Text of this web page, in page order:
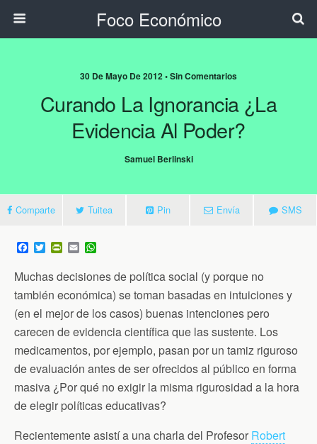
Foco Económico
30 De Mayo De 2012 • Sin Comentarios
Curando La Ignorancia ¿La
Evidencia Al Poder?
Samuel Berlinski
Comparte Tuitea Pin Envía SMS
F
a
e
b
o
o
k
T
w
t
t
e
r
P
n
t
F
r
i
e
n
l
y
E
m
a
i
l
t
s
A
p
p
Muchas decisiones de política social (y porque no
también económica) se toman basadas en intuiciones y
(en el mejor de los casos) buenas intenciones pero
carecen de evidencia científica que las sustente. Los
medicamentos, por ejemplo, pasan por un tamiz riguroso
de evaluación antes de ser ofrecidos al público en forma
masiva ¿Por qué no exigir la misma rigurosidad a la hora
de elegir políticas educativas?
Recientemente asistí a una charla del Profesor Robert